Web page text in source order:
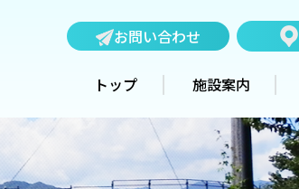
お問い合わせ
トップ 施設案内